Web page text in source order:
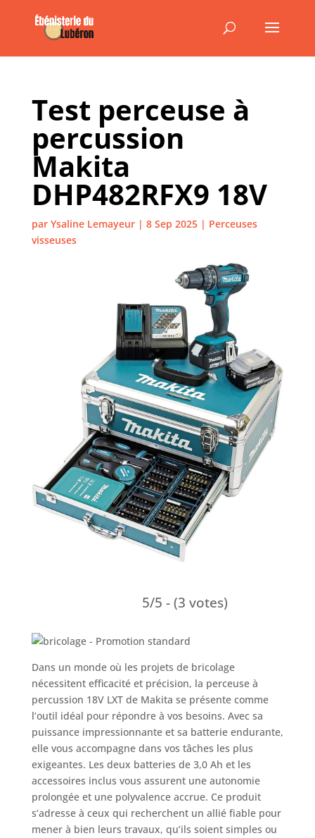
Test perceuse à
percussion
Makita
DHP482RFX9 18V
par Ysaline Lemayeur| 8 Sep 2025| Perceuses
visseuses
5/5 - (3 votes)
Dans un monde où les projets de bricolage
nécessitent efficacité et précision, la perceuse à
percussion 18V LXT de Makita se présente comme
l’outil idéal pour répondre à vos besoins. Avec sa
puissance impressionnante et sa batterie endurante,
elle vous accompagne dans vos tâches les plus
exigeantes. Les deux batteries de 3,0 Ah et les
accessoires inclus vous assurent une autonomie
prolongée et une polyvalence accrue. Ce produit
s’adresse à ceux qui recherchent un allié fiable pour
mener à bien leurs travaux, qu’ils soient simples ou